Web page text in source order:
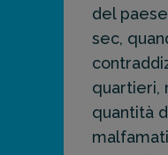
preventivo
per la tua
prossima
di
del
sec,
quartieri,
quantità